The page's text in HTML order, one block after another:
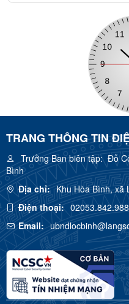
TRANG THÔNG TIN
Trưởng Ban biên tập:Đỗ
Bình
Địa chỉ: Khu Hòa Bình, xã
Điện thoại: 02053.842.988
Email: